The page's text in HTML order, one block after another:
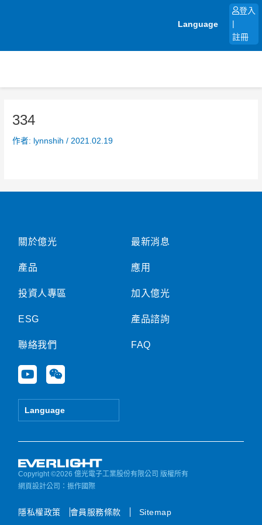
Language
登入
註冊
334
作者: lynnshih/ 2021.02.19
關於億光
產品
投資人專區
ESG
聯絡我們
Y
o
u
e
W
e
i
Language
最新消息
應用
加入億光
產品諮詢
FAQ
Copyright ©2026 億光電子工業股份有限公司 版權所有
網頁設計公司 ：振作國際
隱私權政策 會員服務條款 Sitemap